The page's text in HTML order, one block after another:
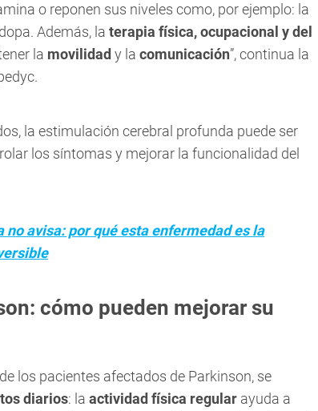
o reponen sus niveles como, por ejemplo: la
Además, la terapia física, ocupacional y del
la movilidad y la comunicación”, continua la
la estimulación cerebral profunda puede ser
los síntomas y mejorar la funcionalidad del
no avisa: por qué esta enfermedad es la
cómo pueden mejorar su
de los pacientes afectados de Parkinson, se
diarios: la actividad física regular ayuda a